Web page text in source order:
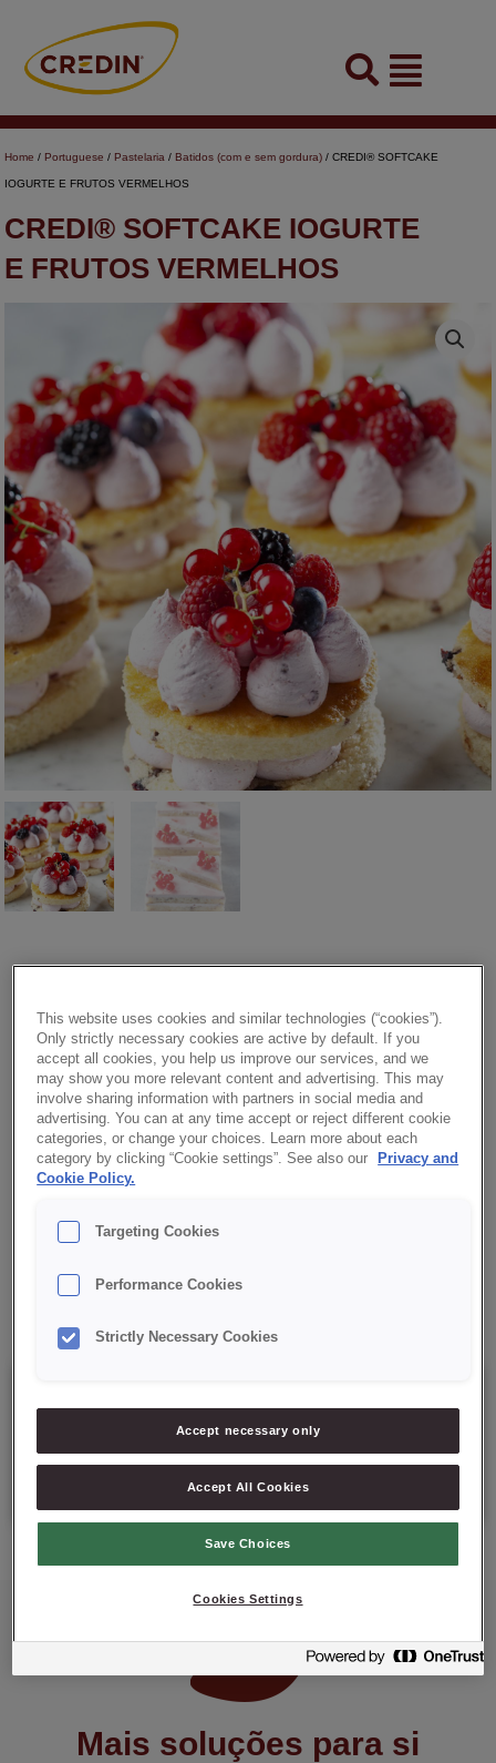
content
Flyout
Menu
Home / Portuguese / Pastelaria / Batidos (com e sem gordura) / CREDI® SOFTCAKE
IOGURTE E FRUTOS VERMELHOS
CREDI® SOFTCAKE IOGURTE
E FRUTOS VERMELHOS
VERMELHOS
Base de iogurte com frutos vermelhos desidratados: morango,
amora, framboesa e mirtilo.
Benefícios:
✔ Produto completo
Receita:
✔ Ovos + Óleo + Água
Details
Mais soluções para si
This website uses cookies and similar technologies (“cookies”).
Only strictly necessary cookies are active by default. If you
accept all cookies, you help us improve our services, and we
may show you more relevant content and advertising. This may
involve sharing information with partners in social media and
advertising. You can at any time accept or reject different cookie
categories, or change your choices. Learn more about each
category by clicking “Cookie settings”. See also our
Privacy and
Cookie Policy.
Targeting Cookies
Performance Cookies
Strictly Necessary Cookies
Accept necessary only
Accept All Cookies
Save Choices
Cookies Settings